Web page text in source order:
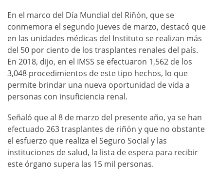
En el marco del Día Mundial del Riñón, que se
conmemora el segundo jueves de marzo, destacó que
en las unidades médicas del Instituto se realizan más
del 50 por ciento de los trasplantes renales del país.
En 2018, dijo, en el IMSS se efectuaron 1,562 de los
3,048 procedimientos de este tipo hechos, lo que
permite brindar una nueva oportunidad de vida a
personas con insuficiencia renal.
Señaló que al 8 de marzo del presente año, ya se han
efectuado 263 trasplantes de riñón y que no obstante
el esfuerzo que realiza el Seguro Social y las
instituciones de salud, la lista de espera para recibir
este órgano supera las 15 mil personas.